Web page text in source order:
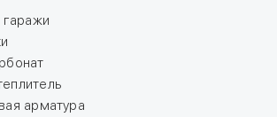
арматура